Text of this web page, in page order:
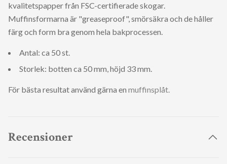
kvalitetspapper från FSC-certifierade skogar.
Muffinsformarna är "greaseproof", smörsäkra och de håller
färg och form bra genom hela bakprocessen.
Antal: ca 50 st.
Storlek: botten ca 50 mm, höjd 33 mm.
För bästa resultat använd gärna en muffinsplåt.
Recensioner